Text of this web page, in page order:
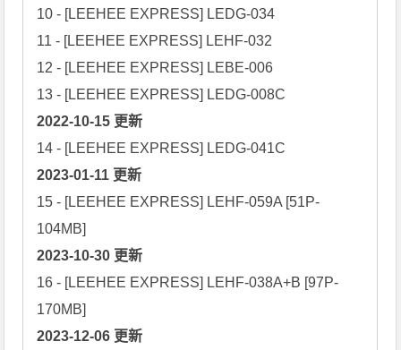
10 - [LEEHEE EXPRESS] LEDG-034
11 - [LEEHEE EXPRESS] LEHF-032
12 - [LEEHEE EXPRESS] LEBE-006
2022-10-15 更新
2023-01-11 更新
15 - [LEEHEE EXPRESS] LEHF-059A [51P-
2023-10-30 更新
16 - [LEEHEE EXPRESS] LEHF-038A+B [97P-
2023-12-06 更新